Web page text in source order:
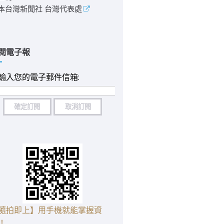
台灣新聞社 台灣代表處
電子報
入您的電子郵件信箱:
隨拍即上】用手機就能掌握資